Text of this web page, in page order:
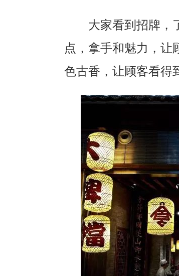
大家看到招牌，了
点，拿手和魅力，让
色古香，让顾客看得